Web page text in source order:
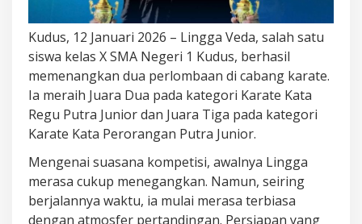
Kudus, 12 Januari 2026 – Lingga Veda, salah satu
siswa kelas X SMA Negeri 1 Kudus, berhasil
memenangkan dua perlombaan di cabang karate.
Ia meraih Juara Dua pada kategori Karate Kata
Regu Putra Junior dan Juara Tiga pada kategori
Karate Kata Perorangan Putra Junior.
Mengenai suasana kompetisi, awalnya Lingga
merasa cukup menegangkan. Namun, seiring
berjalannya waktu, ia mulai merasa terbiasa
dengan atmosfer pertandingan. Persiapan yang